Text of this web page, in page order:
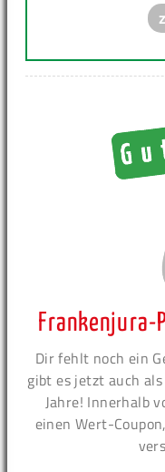
Frankenjura-
Dir fehlt noch ein
gibt es jetzt auch
Jahre! Innerhalb
einen Wert-